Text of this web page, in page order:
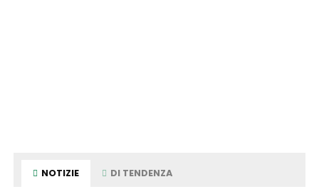
NOTIZIE DI TENDENZA